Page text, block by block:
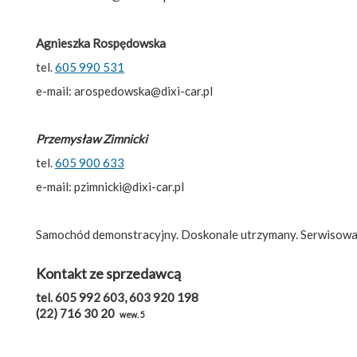
Agnieszka Rospędowska
tel.605 990 531
e-mail: arospedowska@dixi-car.pl
Przemysław Zimnicki
tel.605 900 633
e-mail: pzimnicki@dixi-car.pl
Samochód demonstracyjny. Doskonale utrzymany.
Kontakt ze sprzedawcą
tel. 605 992 603, 603 920 198
(22) 716 30 20 wew. 5